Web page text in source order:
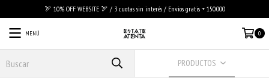
🏹 10% OFF WEBSITE 🏹 / 3 cuotas sin interés / Envios gratis + 150.000
MENÚ 0
PRODUCTOS